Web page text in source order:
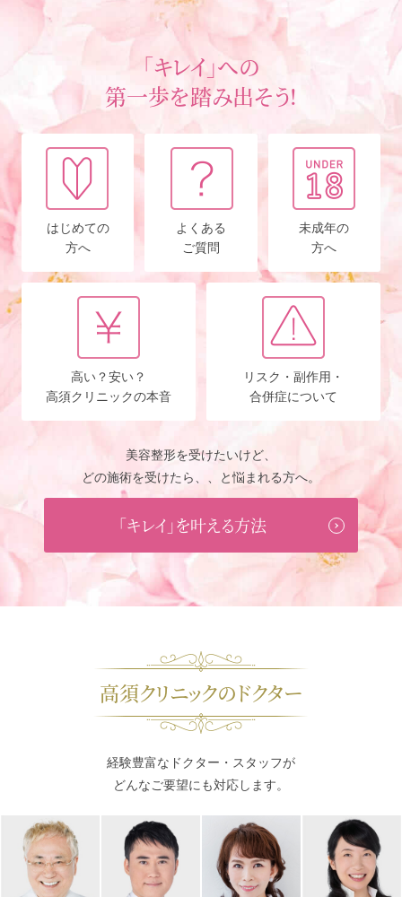
「キレイ」への
第一歩を踏み出そう!
はじめての
方へ
よくある
ご質問
未成年の
方へ
高い？安い？
高須クリニックの本音
リスク・副作用・
合併症について
美容整形を受けたいけど、
どの施術を受けたら、、と悩まれる方へ。
「キレイ」を叶える方法
高須クリニックのドクター
経験豊富な ドクター・スタッフが
どんなご要望にも対応します。